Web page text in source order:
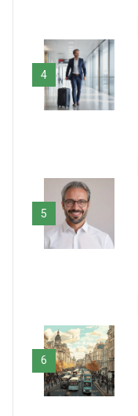
4
5
6